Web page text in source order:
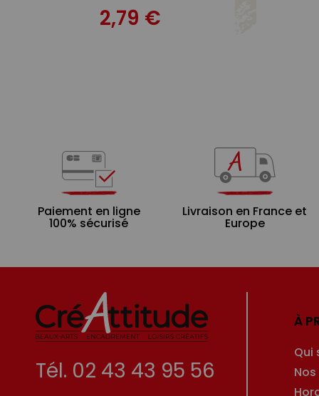
2,79 €
Paiement en ligne
100% sécurisé
Livraison en France et
Europe
Tél. 02 43 43 95 56
À
Qui